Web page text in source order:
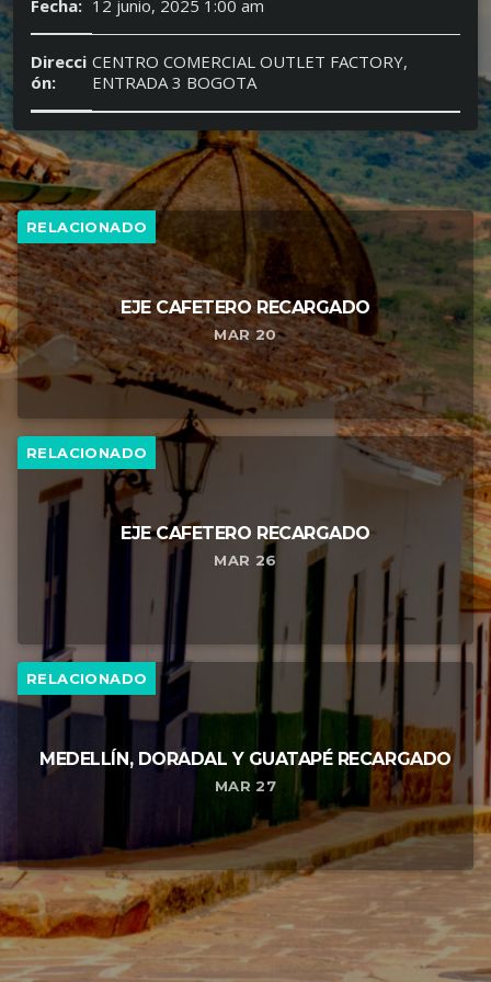
Fecha: 12 junio, 2025 1:00 am
Direcci
ón:
CENTRO COMERCIAL OUTLET FACTORY,
ENTRADA 3 BOGOTA
RELACIONADO
EJE CAFETERO RECARGADO
MAR 20
RELACIONADO
EJE CAFETERO RECARGADO
MAR 26
RELACIONADO
MEDELLÍN, DORADAL Y GUATAPÉ RECARGADO
MAR 27